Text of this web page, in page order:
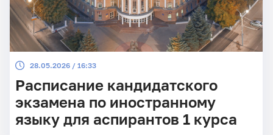
28.05.2026 / 16:33
Расписание кандидатского
экзамена по иностранному
языку для аспирантов 1 курса